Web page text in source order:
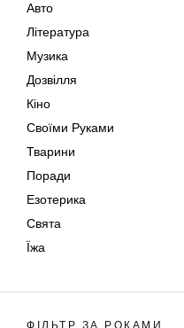
Авто
Література
Музика
Дозвілля
Кіно
Своїми Руками
Тварини
Поради
Езотерика
Свята
Їжа
ФІЛЬТР ЗА РОКАМИ